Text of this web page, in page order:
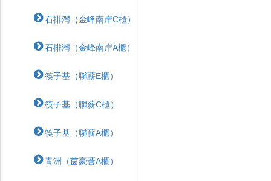
石排灣（金峰南岸C櫃）
石排灣（金峰南岸A櫃）
筷子基（聯薪E櫃）
筷子基（聯薪C櫃）
筷子基（聯薪A櫃）
青洲（茵豪薈A櫃）